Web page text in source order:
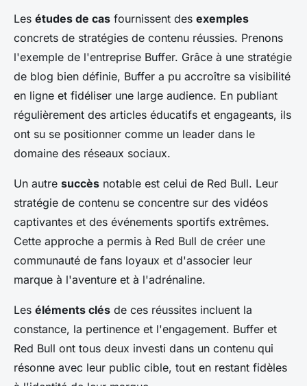
Les études de cas fournissent des exemples
concrets de stratégies de contenu réussies. Prenons
l'exemple de l'entreprise Buffer. Grâce à une stratégie
de blog bien définie, Buffer a pu accroître sa visibilité
en ligne et fidéliser une large audience. En publiant
régulièrement des articles éducatifs et engageants, ils
ont su se positionner comme un leader dans le
domaine des réseaux sociaux.
Un autre succès notable est celui de Red Bull. Leur
stratégie de contenu se concentre sur des vidéos
captivantes et des événements sportifs extrêmes.
Cette approche a permis à Red Bull de créer une
communauté de fans loyaux et d'associer leur
marque à l'aventure et à l'adrénaline.
Les éléments clés de ces réussites incluent la
constance, la pertinence et l'engagement. Buffer et
Red Bull ont tous deux investi dans un contenu qui
résonne avec leur public cible, tout en restant fidèles